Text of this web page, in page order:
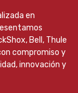
en
Bell, Thule
compromiso y
innovación y